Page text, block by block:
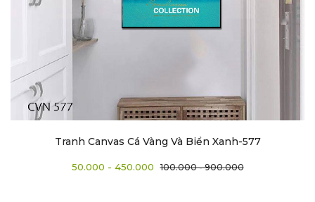
Tranh Canvas Cá Vàng Và Biển Xanh-577
50.000 - 450.000 100.000 - 900.000